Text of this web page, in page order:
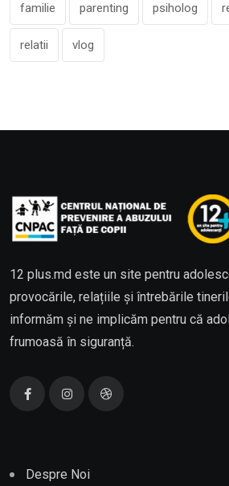
familie parenting psiholog
relatii vlog
12 plus.md este un site pentru
provocările, relațiile și întrebările
informăm și ne implicăm pentru că
frumoasă în siguranță.
Despre Noi